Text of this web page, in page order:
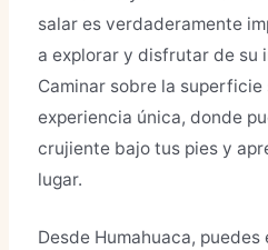
salar es verdaderamente
a explorar y disfrutar de su
Caminar sobre la superficie
experiencia única, donde
crujiente bajo tus pies y
lugar.
Desde Humahuaca,